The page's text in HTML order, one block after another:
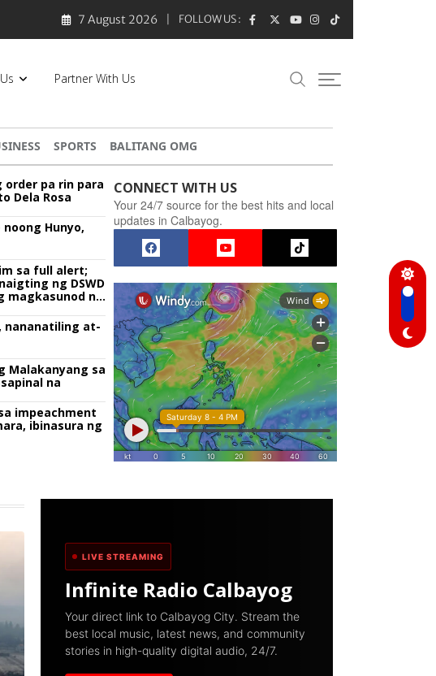
7 August 2026 FOLLOW US :
Partner With Us
SPORTS BALITANG OMG
order pa rin para
Dela Rosa
Hunyo,
sa full alert;
ng DSWD
magkasunod na
nananatiling at-
Malakanyang sa
na
impeachment
ibinasura ng
CONNECT WITH US
Your 24/7 source for the best hits and local
updates in Calbayog.
LIVE STREAMING
Infinite Radio Calbayog
Your direct link to Calbayog City. Stream the
best local music, latest news, and community
stories in high-quality digital audio, 24/7.